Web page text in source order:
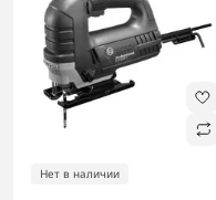
Нет в наличии